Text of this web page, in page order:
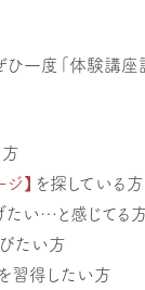
ひ一度「体験講座
方
】 を探している方
たい…と感じてる
びたい方
を習得したい方